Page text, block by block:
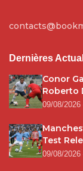
Dernières
Conor
Roberto
09/08/2026
Test
09/08/2026